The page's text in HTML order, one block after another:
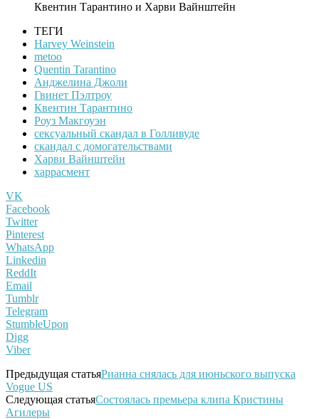
Квентин Тарантино и Харви Вайнштейн
ТЕГИ
Harvey Weinstein
metoo
Quentin Tarantino
Анджелина Джоли
Гвинет Пэлтроу
Квентин Тарантино
Роуз Макгоуэн
сексуальный скандал в Голливуде
скандал с домогательствами
Харви Вайнштейн
харрасмент
VK
Facebook
Twitter
Pinterest
WhatsApp
Linkedin
ReddIt
Email
Tumblr
Telegram
StumbleUpon
Digg
Viber
Предыдущая статьяРианна снялась для июньского выпуска
Vogue US
Следующая статьяСостоялась премьера клипа Кристины
Агилеры